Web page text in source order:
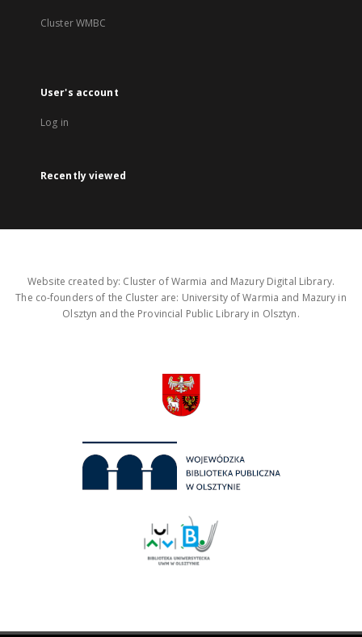
Cluster WMBC
User's account
Log in
Recently viewed
Website created by: Cluster of Warmia and Mazury Digital Library.
The co-founders of the Cluster are: University of Warmia and Mazury in
Olsztyn and the Provincial Public Library in Olsztyn.